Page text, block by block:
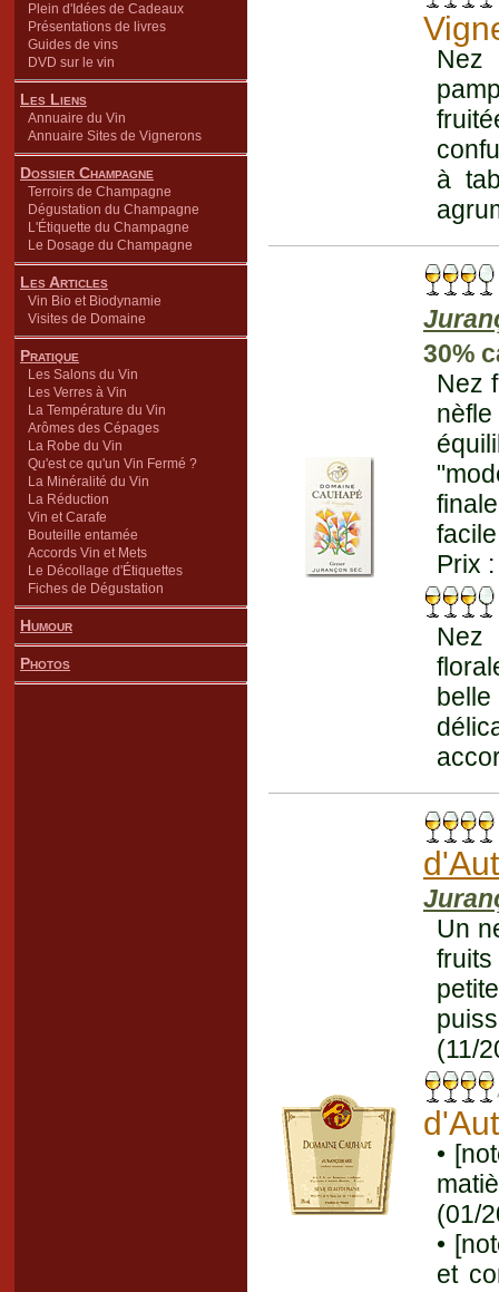
Plein d'Idées de Cadeaux
Présentations de livres
Guides de vins
DVD sur le vin
Les Liens
Annuaire du Vin
Annuaire Sites de Vignerons
Dossier Champagne
Terroirs de Champagne
Dégustation du Champagne
L'Étiquette du Champagne
Le Dosage du Champagne
Les Articles
Vin Bio et Biodynamie
Visites de Domaine
Pratique
Les Salons du Vin
Les Verres à Vin
La Température du Vin
Arômes des Cépages
La Robe du Vin
Qu'est ce qu'un Vin Fermé ?
La Minéralité du Vin
La Réduction
Vin et Carafe
Bouteille entamée
Accords Vin et Mets
Le Décollage d'Étiquettes
Fiches de Dégustation
Humour
Photos
à
30%
Nez
Prix
Nez
Un
(11/
•
(01/
•
et